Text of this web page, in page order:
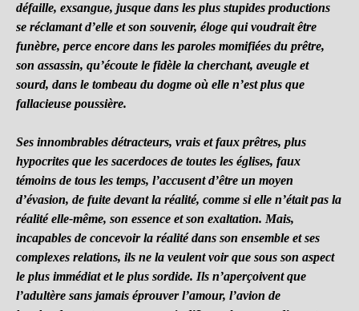
défaille, exsangue, jusque dans les plus stupides productions
se réclamant d’elle et son souvenir, éloge qui voudrait être
funèbre, perce encore dans les paroles momifiées du prêtre,
son assassin, qu’écoute le fidèle la cherchant, aveugle et
sourd, dans le tombeau du dogme où elle n’est plus que
fallacieuse poussière.
Ses innombrables détracteurs, vrais et faux prêtres, plus
hypocrites que les sacerdoces de toutes les églises, faux
témoins de tous les temps, l’accusent d’être un moyen
d’évasion, de fuite devant la réalité, comme si elle n’était pas la
réalité elle-même, son essence et son exaltation. Mais,
incapables de concevoir la réalité dans son ensemble et ses
complexes relations, ils ne la veulent voir que sous son aspect
le plus immédiat et le plus sordide. Ils n’aperçoivent que
l’adultère sans jamais éprouver l’amour, l’avion de